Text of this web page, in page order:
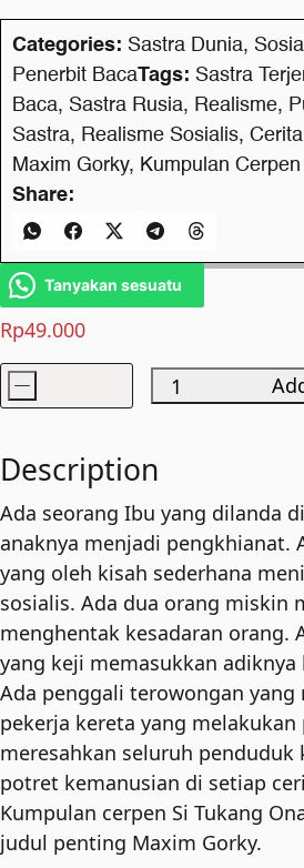
Rp49.000
Si
Onar
quantity
-
Categories: Sastra Dunia,
Penerbit BacaTags: Sastra
Baca, Sastra Rusia, Realisme,
Sastra, Realisme Sosialis,
Maxim Gorky, Kumpulan Cerpen
Share:
Tanyakan sesuatu
Description
Ada seorang Ibu yang dilanda
anaknya menjadi pengkhianat.
yang oleh kisah sederhana
sosialis. Ada dua orang miskin
menghentak kesadaran orang.
yang keji memasukkan
Ada penggali terowongan yang
pekerja kereta yang
meresahkan seluruh penduduk
potret kemanusian di setiap
Kumpulan cerpen Si Tukang
judul penting Maxim Gorky.